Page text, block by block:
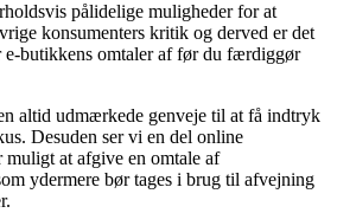
pålidelige muligheder for at
konsumenters kritik og derved er det
butikkens omtaler af før du færdiggør
altid udmærkede genveje til at få indtryk
Desuden ser vi en del online
at afgive en omtale af
ydermere bør tages i brug til afvejning